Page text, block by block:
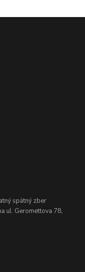
spätný zber
ul. Geromettova 78,